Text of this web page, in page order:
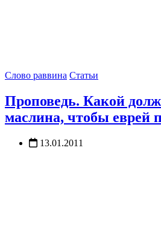
Слово раввина Статьи
Проповедь. Какой
маслина, чтобы еврей
13.01.2011